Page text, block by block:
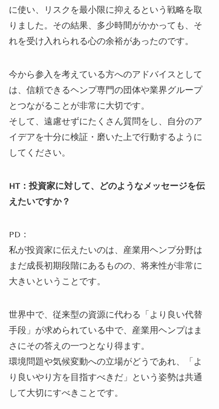
に使い、リスクを最小限に抑えるという戦略を取
りました。その結果、多少時間がかかっても、そ
れを受け入れられる心の余裕があったのです。
今から参入を考えている方へのアドバイスとして
は、信頼できるヘンプ専門の団体や業界グループ
とつながることが非常に大切です。
そして、遠慮せずにたくさん質問をし、自分のア
イデアを十分に検証・磨いた上で行動するように
してください。
HT：投資家に対して、どのようなメッセージを伝
えたいですか？
PD：
私が投資家に伝えたいのは、産業用ヘンプ分野は
まだ成長初期段階にあるものの、将来性が非常に
大きいということです。
世界中で、従来型の資源に代わる「より良い代替
手段」が求められている中で、産業用ヘンプはま
さにその答えの一つとなり得ます。
環境問題や気候変動への立場がどうであれ、「よ
り良いやり方を目指すべきだ」という姿勢は共通
して大切にすべきことです。